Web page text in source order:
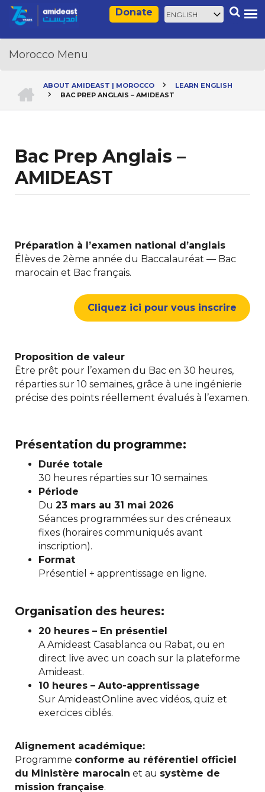
Skip
content
Search
Donate
Select
your
Breadcrumb
ABOUT AMIDEAST | MOROCCO
LEARN ENGLISH
BAC PREP ANGLAIS – AMIDEAST
Bac Prep Anglais –
AMIDEAST
Préparation à l’examen national d’anglais
Élèves de 2ème année du Baccalauréat — Bac
marocain et Bac français.
Cliquez ici pour vous inscrire
Proposition de valeur
Être prêt pour l’examen du Bac en 30 heures,
réparties sur 10 semaines, grâce à une ingénierie
précise des points réellement évalués à l’examen.
Présentation du programme:
Durée totale
30 heures réparties sur 10 semaines.
Période
Du 23 mars au 31 mai 2026
Séances programmées sur des créneaux
fixes (horaires communiqués avant
inscription).
Format
Présentiel + apprentissage en ligne.
Organisation des heures:
20 heures – En présentiel
A Amideast Casablanca ou Rabat, ou en
direct live avec un coach sur la plateforme
Amideast.
10 heures – Auto-apprentissage
Sur AmideastOnline avec vidéos, quiz et
exercices ciblés.
Alignement académique:
Programme conforme au référentiel officiel
du Ministère marocain et au système de
mission française.